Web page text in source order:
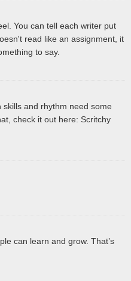
You can tell each writer put
read like an assignment, it
to say.
skills and rhythm need some
check it out here: Scritchy
can learn and grow. That’s